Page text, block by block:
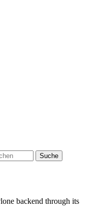
Suche
backend through its